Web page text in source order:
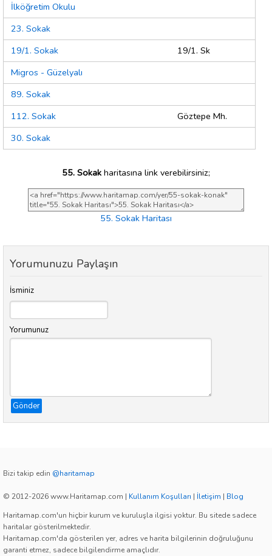
İlköğretim Okulu
23. Sokak
19/1. Sokak
19/1. Sk
Migros - Güzelyalı
89. Sokak
112. Sokak
Göztepe Mh.
30. Sokak
55. Sokak haritasına link verebilirsiniz;
55. Sokak Haritası
Yorumunuzu Paylaşın
İsminiz
Yorumunuz
Gönder
Bizi takip edin @haritamap
© 2012-2026 www.Haritamap.com | Kullanım Koşulları | İletişim | Blog
Haritamap.com'un hiçbir kurum ve kuruluşla ilgisi yoktur. Bu sitede sadece
haritalar gösterilmektedir.
Haritamap.com'da gösterilen yer, adres ve harita bilgilerinin doğruluğunu
garanti etmez, sadece bilgilendirme amaçlıdır.